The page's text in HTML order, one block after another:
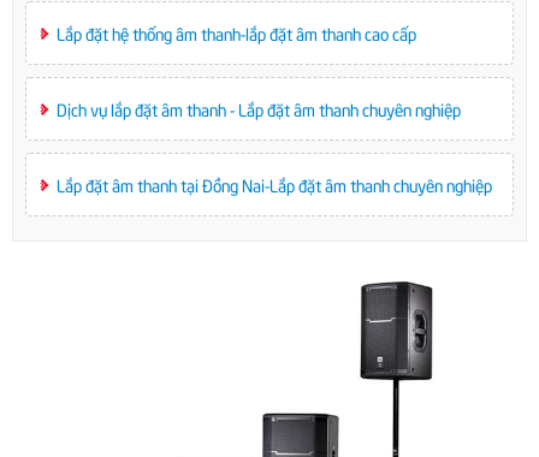
Lắp đặt hệ thống âm thanh-lắp đặt âm thanh cao cấp
Dịch vụ lắp đặt âm thanh - Lắp đặt âm thanh chuyên nghiệp
Lắp đặt âm thanh tại Đồng Nai-Lắp đặt âm thanh chuyên nghiệp